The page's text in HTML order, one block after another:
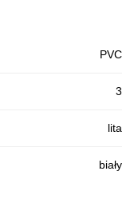
PVC
3
lita
biały